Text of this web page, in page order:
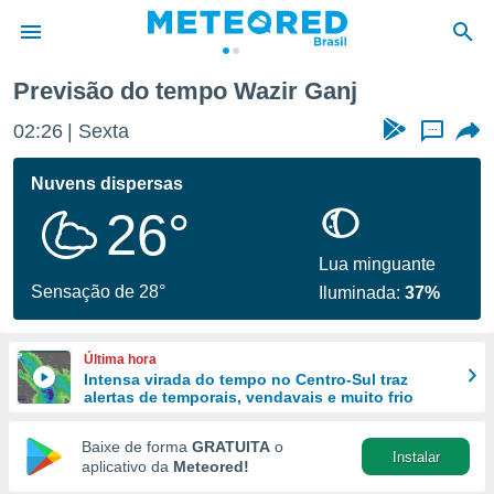
da
fornecidas
a este
das
e
forma
digital
Previsão do tempo Wazir Ganj
02:26 Sexta ...
Nuvens dispersas
26°
Sensação de 28°
Lua minguante
Iluminada:37%
Última hora
Intensa virada do tempo no Centro-Sul traz
alertas de temporais, vendavais e muito frio
Baixe de forma GRATUITA o
aplicativo da Meteored!
Instalar